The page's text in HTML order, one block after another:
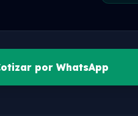
por WhatsApp